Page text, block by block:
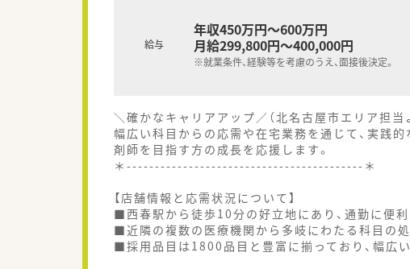
給与
年収450万円～600万円
月給299,800円～400,000円
※就業条件、経験等を考慮のうえ、面接後決定。
＼確かなキャリアアップ／（北名古屋市エリア担当
幅広い科目からの応需や在宅業務を通じて、実践
剤師を目指す方の成長を応援します。
＊------------------------------------------＊
【店舗情報と応需状況について】
■西春駅から徒歩10分の好立地にあり、通勤に便
■近隣の複数の医療機関から多岐にわたる科目の
■採用品目は1800品目と豊富に揃っており、幅広